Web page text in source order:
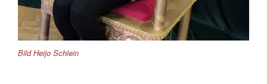
Bild Heijo Schlein